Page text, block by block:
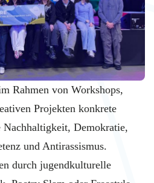
Rahmen von Workshops,
Projekten konkrete
Demokratie,
und Antirassismus.
durch jugendkulturelle